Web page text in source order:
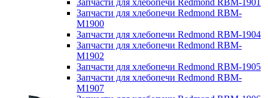
Запчасти для хлебопечи Redmond RBM-1901
Запчасти для хлебопечи Redmond RBM-
M1900
Запчасти для хлебопечи Redmond RBM-1904
Запчасти для хлебопечи Redmond RBM-
M1902
Запчасти для хлебопечи Redmond RBM-1905
Запчасти для хлебопечи Redmond RBM-
M1907